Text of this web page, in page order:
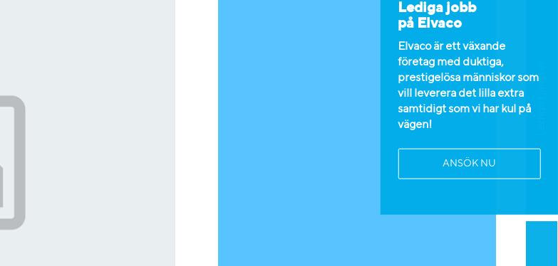
Lediga tjänster
Lediga jobb
på Elvaco
Elvaco är ett växande
företag med duktiga,
prestigelösa människor som
vill leverera det lilla extra
samtidigt som vi har kul på
vägen!
ANSÖK NU